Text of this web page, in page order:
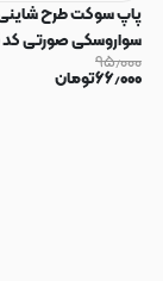
پاپ سوکت طرح
سواروسکی صورتی کد 3
۹۵٫۰۰۰
۶۶٫۰۰۰تومان